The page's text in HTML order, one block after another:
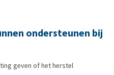
ondersteunen bij
geven of het herstel